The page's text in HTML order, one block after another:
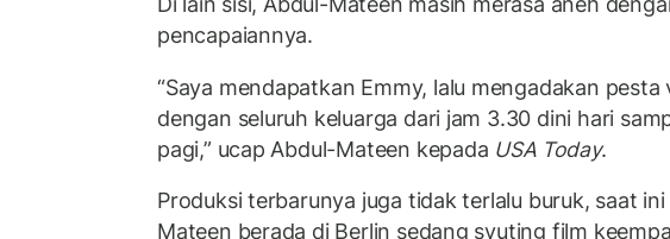
pencapaiannya.
“Saya mendapatkan Emmy, lalu mengadakan pesta
dengan seluruh keluarga dari jam 3.30 dini hari
pagi,” ucap Abdul-Mateen kepada USA Today.
Produksi terbarunya juga tidak terlalu buruk, saat
Mateen berada di Berlin sedang syuting film